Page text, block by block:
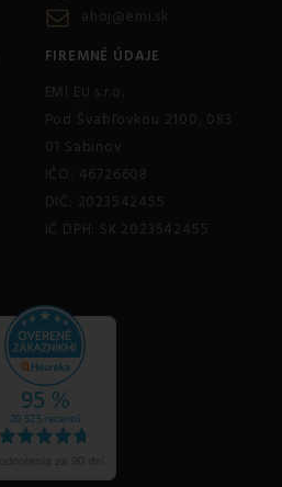
ahoj@emi.sk
FIREMNÉ ÚDAJE
EMI EU s.r.o.
Pod Švabľovkou 2100, 083
01 Sabinov
IČO: 46726608
DIČ: 2023542455
IČ DPH: SK 2023542455